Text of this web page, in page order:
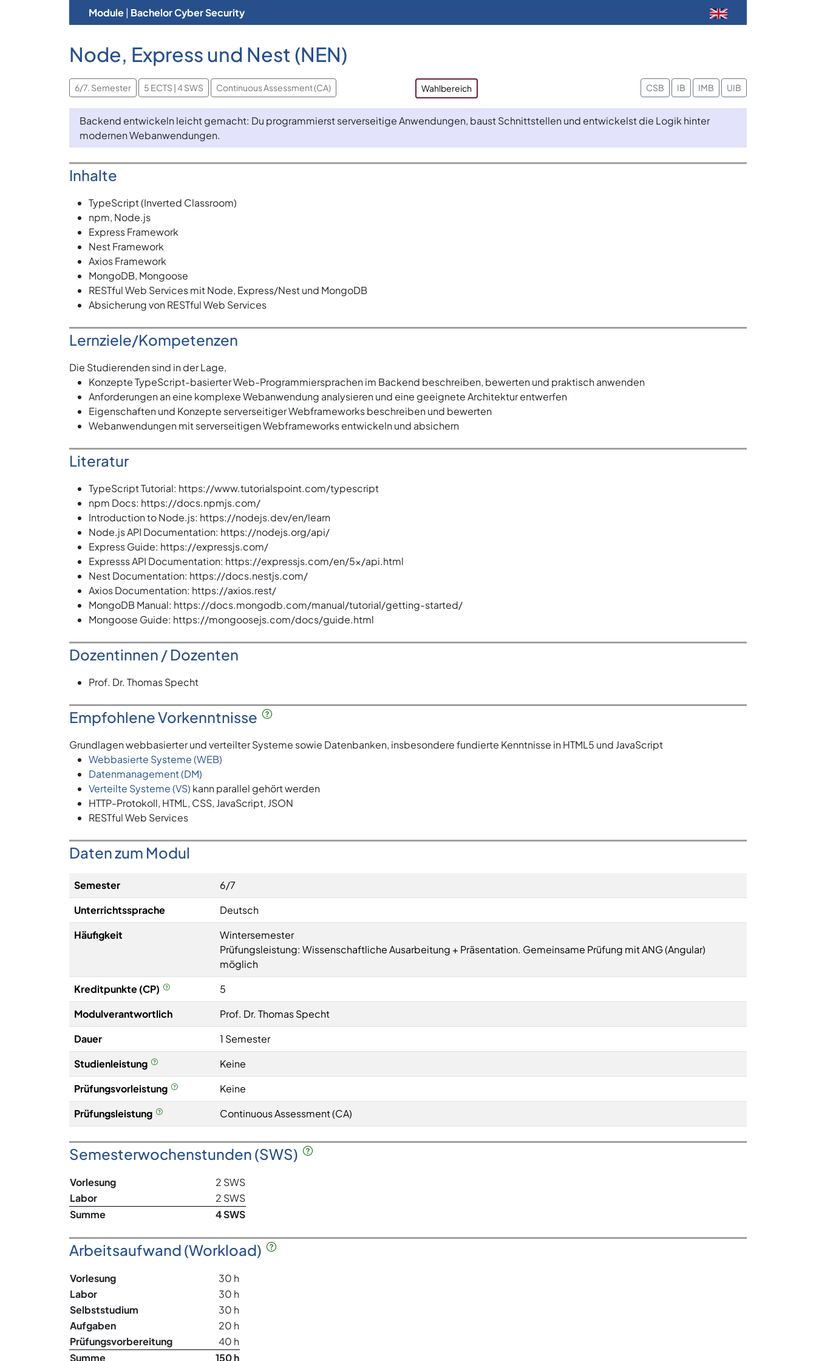
Module| Bachelor Cyber Security
Node, Express und Nest (NEN)
6/7. Semester 5 ECTS | 4 SWS Continuous Assessment (CA) Wahlbereich CSB IB IMB UIB
Backend entwickeln leicht gemacht: Du programmierst serverseitige Anwendungen, baust Schnittstellen und entwickelst die Logik hinter
modernen Webanwendungen.
Inhalte
TypeScript (Inverted Classroom)
npm, Node.js
Express Framework
Nest Framework
Axios Framework
MongoDB, Mongoose
RESTful Web Services mit Node, Express/Nest und MongoDB
Absicherung von RESTful Web Services
Lernziele/Kompetenzen
Die Studierenden sind in der Lage,
Konzepte TypeScript-basierter Web-Programmiersprachen im Backend beschreiben, bewerten und praktisch anwenden
Anforderungen an eine komplexe Webanwendung analysieren und eine geeignete Architektur entwerfen
Eigenschaften und Konzepte serverseitiger Webframeworks beschreiben und bewerten
Webanwendungen mit serverseitigen Webframeworks entwickeln und absichern
Literatur
TypeScript Tutorial: https://www.tutorialspoint.com/typescript
npm Docs: https://docs.npmjs.com/
Introduction to Node.js: https://nodejs.dev/en/learn
Node.js API Documentation: https://nodejs.org/api/
Express Guide: https://expressjs.com/
Expresss API Documentation: https://expressjs.com/en/5x/api.html
Nest Documentation: https://docs.nestjs.com/
Axios Documentation: https://axios.rest/
MongoDB Manual: https://docs.mongodb.com/manual/tutorial/getting-started/
Mongoose Guide: https://mongoosejs.com/docs/guide.html
Dozentinnen / Dozenten
Prof. Dr. Thomas Specht
Empfohlene Vorkenntnisse
Grundlagen webbasierter und verteilter Systeme sowie Datenbanken, insbesondere fundierte Kenntnisse in HTML5 und JavaScript
Webbasierte Systeme (WEB)
Datenmanagement (DM)
Verteilte Systeme (VS) kann parallel gehört werden
HTTP-Protokoll, HTML, CSS, JavaScript, JSON
RESTful Web Services
Daten zum Modul
Semester
6/7
Unterrichtssprache
Deutsch
Häufigkeit
Wintersemester
Prüfungsleistung: Wissenschaftliche Ausarbeitung + Präsentation. Gemeinsame Prüfung mit ANG (Angular)
möglich
Kreditpunkte (CP)
5
Modulverantwortlich
Prof. Dr. Thomas Specht
Dauer
1 Semester
Studienleistung
Keine
Prüfungsvorleistung
Keine
Prüfungsleistung
Continuous Assessment (CA)
Semesterwochenstunden (SWS)
Vorlesung
2 SWS
Labor
2 SWS
Summe
4 SWS
Arbeitsaufwand (Workload)
Vorlesung
30 h
Labor
30 h
Selbststudium
30 h
Aufgaben
20 h
Prüfungsvorbereitung
40 h
Summe
150 h